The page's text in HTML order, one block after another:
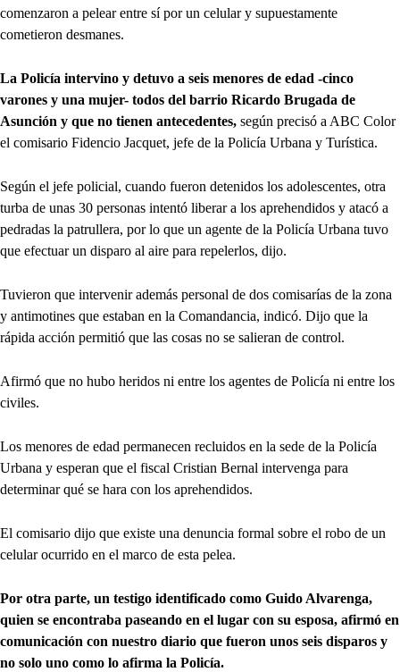
comenzaron a pelear entre sí por un celular y supuestamente
cometieron desmanes.
La Policía intervino y detuvo a seis menores de edad -cinco
varones y una mujer- todos del barrio Ricardo Brugada de
Asunción y que no tienen antecedentes, según precisó a ABC Color
el comisario Fidencio Jacquet, jefe de la Policía Urbana y Turística.
Según el jefe policial, cuando fueron detenidos los adolescentes, otra
turba de unas 30 personas intentó liberar a los aprehendidos y atacó a
pedradas la patrullera, por lo que un agente de la Policía Urbana tuvo
que efectuar un disparo al aire para repelerlos, dijo.
Tuvieron que intervenir además personal de dos comisarías de la zona
y antimotines que estaban en la Comandancia, indicó. Dijo que la
rápida acción permitió que las cosas no se salieran de control.
Afirmó que no hubo heridos ni entre los agentes de Policía ni entre los
civiles.
Los menores de edad permanecen recluidos en la sede de la Policía
Urbana y esperan que el fiscal Cristian Bernal intervenga para
determinar qué se hara con los aprehendidos.
El comisario dijo que existe una denuncia formal sobre el robo de un
celular ocurrido en el marco de esta pelea.
Por otra parte, un testigo identificado como Guido Alvarenga,
quien se encontraba paseando en el lugar con su esposa, afirmó en
comunicación con nuestro diario que fueron unos seis disparos y
no solo uno como lo afirma la Policía.